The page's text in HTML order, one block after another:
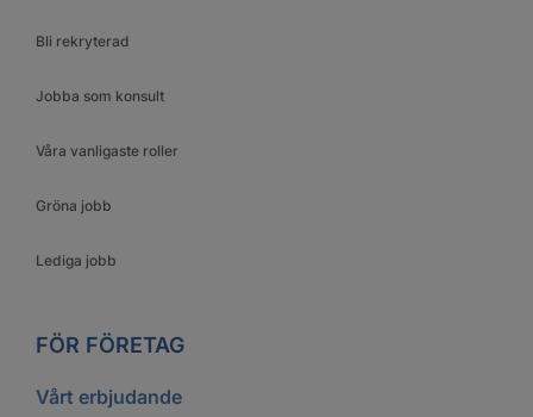
Bli rekryterad
Jobba som konsult
Våra vanligaste roller
Gröna jobb
Lediga jobb
FÖR FÖRETAG
Vårt erbjudande